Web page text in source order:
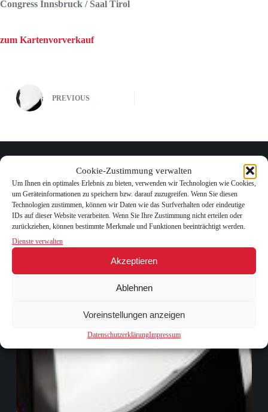
Cookie-Zustimmung verwalten
Um Ihnen ein optimales Erlebnis zu bieten, verwenden wir Technologien wie Cookies,
um Geräteinformationen zu speichern bzw. darauf zuzugreifen. Wenn Sie diesen
Technologien zustimmen, können wir Daten wie das Surfverhalten oder eindeutige
IDs auf dieser Website verarbeiten. Wenn Sie Ihre Zustimmung nicht erteilen oder
zurückziehen, können bestimmte Merkmale und Funktionen beeinträchtigt werden.
Dienste verwalten
Akzeptieren
Ablehnen
Voreinstellungen anzeigen
DatenschutzerklärungImpressum
Congress Innsbruck / Saal Tirol
zum Kartenvorverkauf
PREVIOUS